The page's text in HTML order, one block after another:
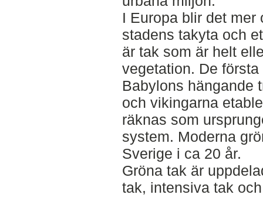
I Europa blir det
stadens takyta och
är tak som är helt
vegetation. De
Babylons hängande
och vikingarna
räknas som
system. Moderna
Sverige i ca 20 år.
Gröna tak är
tak, intensiva tak